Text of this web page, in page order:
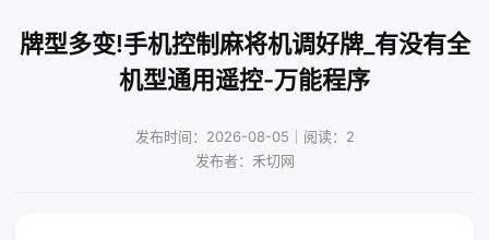
牌型多变!手机控制麻将机调好牌_有没有全
机型通用遥控-万能程序
发布时间：2026-08-05｜阅读：2
发布者：禾切网